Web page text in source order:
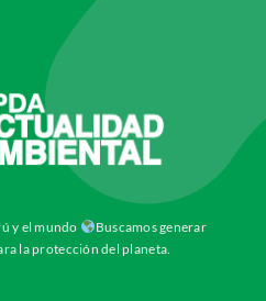
y el mundo
Buscamos generar
la protección del planeta.